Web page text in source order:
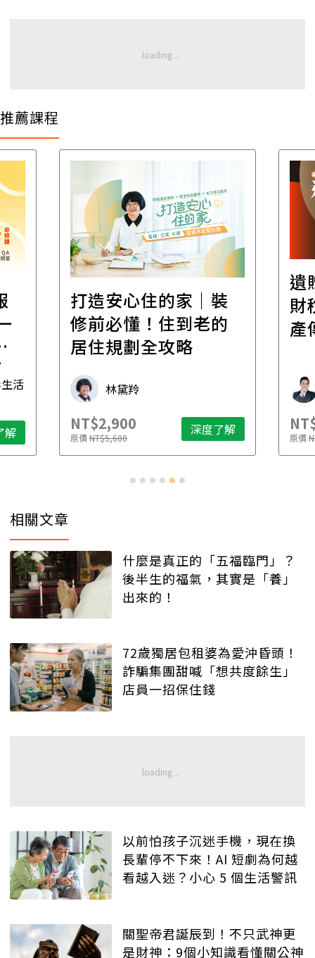
推薦課程
活
解
打造安心住的家｜裝
修前必懂！住到老的
居住規劃全攻略
林黛羚
NT$2,900
原價NT$5,600 深度了解
遺
財
產
原價
相關文章
什麼是真正的「五福臨門」？
後半生的福氣，其實是「養」
出來的！
72歲獨居包租婆為愛沖昏頭！
詐騙集團甜喊「想共度餘生」
店員一招保住錢
以前怕孩子沉迷手機，現在換
長輩停不下來！AI 短劇為何越
看越入迷？小心 5 個生活警訊
關聖帝君誕辰到！不只武神更
是財神：9個小知識看懂關公神